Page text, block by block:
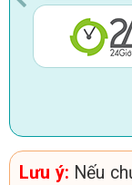
Lưu ý: Nếu